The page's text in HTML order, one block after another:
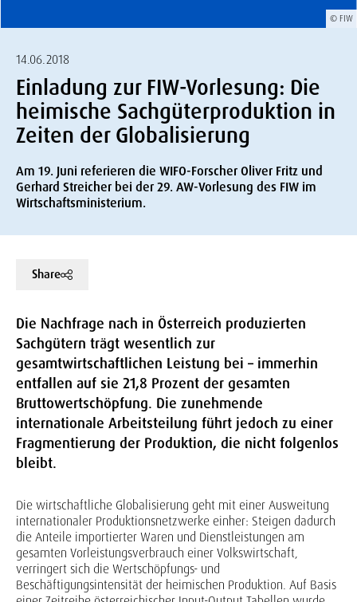
© FIW
14.06.2018
Einladung zur FIW-Vorlesung: Die
heimische Sachgüterproduktion in
Zeiten der Globalisierung
Am 19. Juni referieren die WIFO-Forscher Oliver Fritz und
Gerhard Streicher bei der 29. AW-Vorlesung des FIW im
Wirtschaftsministerium.
Share
Die Nachfrage nach in Österreich produzierten
Sachgütern trägt wesentlich zur
gesamtwirtschaftlichen Leistung bei – immerhin
entfallen auf sie 21,8 Prozent der gesamten
Bruttowertschöpfung. Die zunehmende
internationale Arbeitsteilung führt jedoch zu einer
Fragmentierung der Produktion, die nicht folgenlos
bleibt.
Die wirtschaftliche Globalisierung geht mit einer Ausweitung
internationaler Produktionsnetzwerke einher: Steigen dadurch
die Anteile importierter Waren und Dienstleistungen am
gesamten Vorleistungsverbrauch einer Volkswirtschaft,
verringert sich die Wertschöpfungs- und
Beschäftigungsintensität der heimischen Produktion. Auf Basis